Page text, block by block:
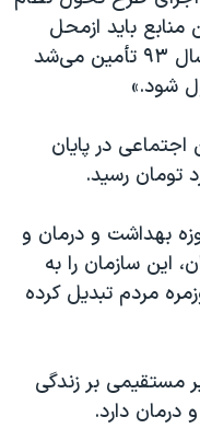
باید ازمحل
صرفه‌جویی هدفمندی یارانه‌ها در سال ۹۳ تأمین می‌شد
شود.»
در پایان
بهداشت و درمان و
این سازمان را به
مردم تبدیل کرده
مستقیمی بر زندگی
درمان دارد.